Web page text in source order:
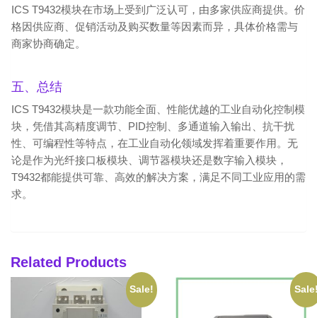
ICS T9432模块在市场上受到广泛认可，由多家供应商提供。价
格因供应商、促销活动及购买数量等因素而异，具体价格需与
商家协商确定。
五、总结
ICS T9432模块是一款功能全面、性能优越的工业自动化控制模
块，凭借其高精度调节、PID控制、多通道输入输出、抗干扰
性、可编程性等特点，在工业自动化领域发挥着重要作用。无
论是作为光纤接口板模块、调节器模块还是数字输入模块，
T9432都能提供可靠、高效的解决方案，满足不同工业应用的需
求。
Related Products
Sale!